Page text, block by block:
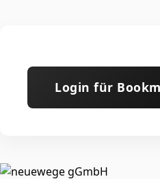
Login für